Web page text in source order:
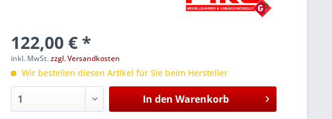
122,00 € *
inkl. MwSt.zzgl. Versandkosten
Wir bestellen diesen Artikel für Sie beim Hersteller
In den Warenkorb